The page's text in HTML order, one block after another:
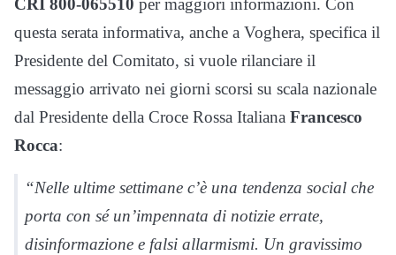
CRI 800-065510 per maggiori informazioni. Con
questa serata informativa, anche a Voghera, specifica il
Presidente del Comitato, si vuole rilanciare il
messaggio arrivato nei giorni scorsi su scala nazionale
dal Presidente della Croce Rossa Italiana Francesco
Rocca:
“Nelle ultime settimane c’è una tendenza social che
porta con sé un’impennata di notizie errate,
disinformazione e falsi allarmismi. Un gravissimo